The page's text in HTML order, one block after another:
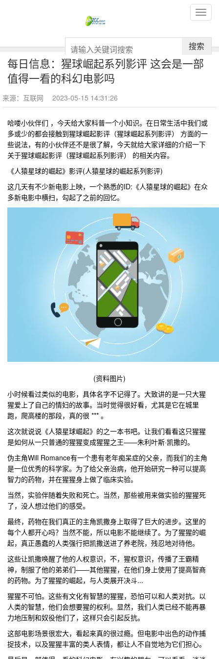
搜索
每日信息：猩球崛起系列影评 这会是一部
值得一看的科幻电影吗
来源：互联网 2023-05-15 14:31:26
哈喽小伙伴们 ，今天给大家科普一个小知识。在日常生活中我们或
多或少的都会接触到猩球崛起影评（猩球崛起系列影评） 方面的一
些说法，有的小伙伴还不是很了解，今天就给大家详细的介绍一下
关于猩球崛起影评（猩球崛起系列影评） 的相关内容。
《人猿星球的崛起》影评(人猿星球的崛起系列影评)
这几天有不少新电影上映，一个熟悉的ID:《人猿星球的崛起》在众
多新电影中横扫，勾起了之前的回忆。
(资料图片)
小时候看过类似的电影，具体名字不记得了。大致讲的是一只大猩
猩爱上了自己的情妇的故事。当时觉得很好看，尤其是它在城里
跑，爬高楼的那段，真的很 *** 。
这次就说说《人猿星球崛起》的之一本书吧。让我们看看这只猩猩
是如何从一只普通的猩猩变成猩猩之王——朱利叶斯·凯撒的。
伪主角Will Romance有一个患有老年痴呆症的父亲，而我们的主角
是一位优秀的科学家。为了给父亲治病，他开始研究一种可以提高
智力的药物，并在猩猩身上做了临床实验。
当然，实验伴随着失败和死亡。当然，那些被用来做实验的猩猩死
了，没人想过他们的感受。
最终，药物在我们真正的主角凯撒身上取得了巨大的进步。这里的
每个人都开心吗？当然不能，所以电影不能继续了。为了猩猩的崛
起，真正愚蠢的人类强行把凯撒送进了养老院，残忍地对待他。
这些让凯撒唤醒了他的人权意识，不，猩权意识，传播了王霸精
神，制服了他的弟弟们——其他猩猩，在他们身上使用了提高智商
的药物。为了猩猩的崛起，与人类展开决斗...
猩猩不可怕。这些有文化有智慧的猩猩，恐怕可以和人类对抗。以
人类的智慧，他们会想要猩的权利。显然，我们人类已经不能再暴
力地压制和奴役他们了，这样只会引起反抗。
这部电影场景很宏大，看起来真的很过瘾。但电影中出色的动作捕
捉技术，以及猩猩丰富的类人表情，都让人不自觉地为它们担心。